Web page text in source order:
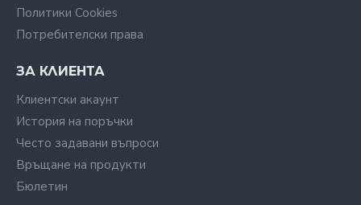
Политики Cookies
Потребителски права
ЗА КЛИЕНТА
Клиентски акаунт
История на поръчки
Често задавани въпроси
Връщане на продукти
Бюлетин